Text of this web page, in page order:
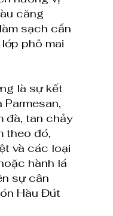
căng
sạch cẩn
phô mai
là sự kết
Parmesan,
đà, tan chảy
theo đó,
và các loại
hành lá
sự cân
Hàu Đút